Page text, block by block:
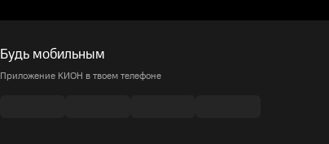
Будь мобильным
Приложение КИОН в твоем телефоне